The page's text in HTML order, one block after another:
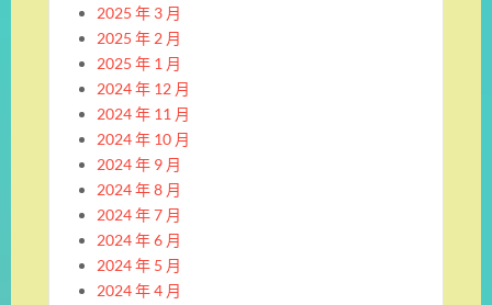
2025 年 3 月
2025 年 2 月
2025 年 1 月
2024 年 12 月
2024 年 11 月
2024 年 10 月
2024 年 9 月
2024 年 8 月
2024 年 7 月
2024 年 6 月
2024 年 5 月
2024 年 4 月